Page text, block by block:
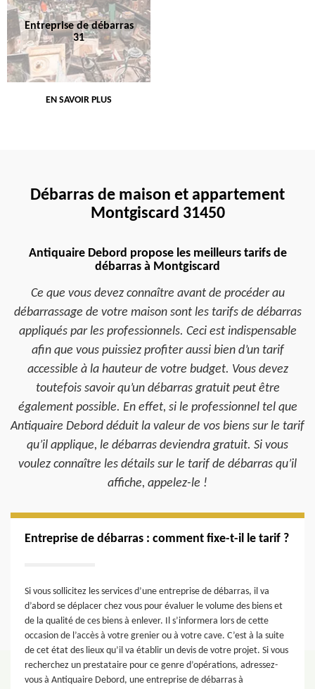
Entreprise de débarras
31
EN SAVOIR PLUS
Débarras de maison et appartement
Montgiscard 31450
Antiquaire Debord propose les meilleurs tarifs de
débarras à Montgiscard
Ce que vous devez connaître avant de procéder au
débarrassage de votre maison sont les tarifs de débarras
appliqués par les professionnels. Ceci est indispensable
afin que vous puissiez profiter aussi bien d’un tarif
accessible à la hauteur de votre budget. Vous devez
toutefois savoir qu’un débarras gratuit peut être
également possible. En effet, si le professionnel tel que
Antiquaire Debord déduit la valeur de vos biens sur le tarif
qu’il applique, le débarras deviendra gratuit. Si vous
voulez connaître les détails sur le tarif de débarras qu’il
affiche, appelez-le !
Entreprise de débarras : comment fixe-t-il le tarif ?
Si vous sollicitez les services d’une entreprise de débarras, il va
d’abord se déplacer chez vous pour évaluer le volume des biens et
de la qualité de ces biens à enlever. Il s’informera lors de cette
occasion de l’accès à votre grenier ou à votre cave. C’est à la suite
de cet état des lieux qu’il va établir un devis de votre projet. Si vous
recherchez un prestataire pour ce genre d’opérations, adressez-
vous à Antiquaire Debord, une entreprise de débarras à